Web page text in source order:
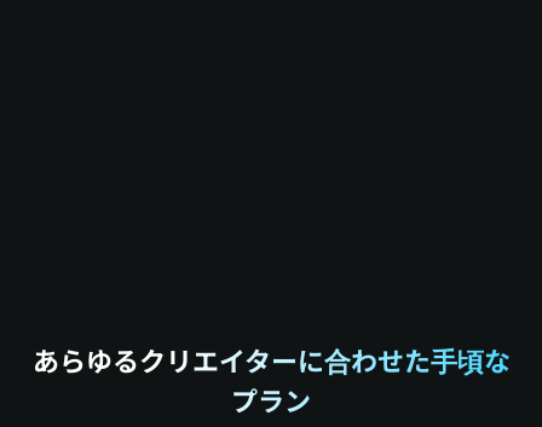
あらゆるクリエイターに合わせた手頃な
プラン